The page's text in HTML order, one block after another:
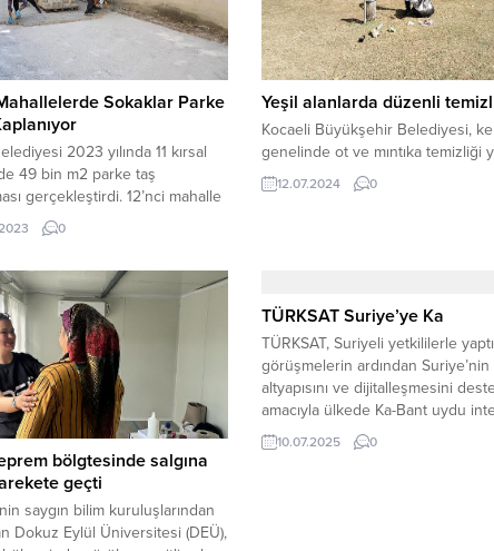
Sokaklar Parke
2023 yılında 11 kırsal
49 bin m2 parke taş
gerçekleştirdi. 12’nci mahalle
5 sokağın 2500 m2
kaplanması için çalışmalar
çalışmaları yerinde inceledi.
hem kırsalda yatırımlarını
İnegöl Belediyesi, yaz aylarında
parke...
0
Yeşil alanlarda düzenli
Kocaeli Büyükşehir Belediyesi,
genelinde ot ve mıntıka temizliği
12.07.2024 0
bölgtesinde salgına
geçti
saygın bilim kuruluşlarından
Dokuz Eylül Üniversitesi (DEÜ),
TÜRKSAT Suriye’ye Ka
TÜRKSAT, Suriyeli yetkililerle
görüşmelerin ardından
altyapısını ve dijitalleşmesini
amacıyla ülkede Ka-Bant uydu
hizmeti sunmaya başladı. TÜRKSAT
Heyeti Şam’da Temaslarda Bulundu
10.07.2025 0